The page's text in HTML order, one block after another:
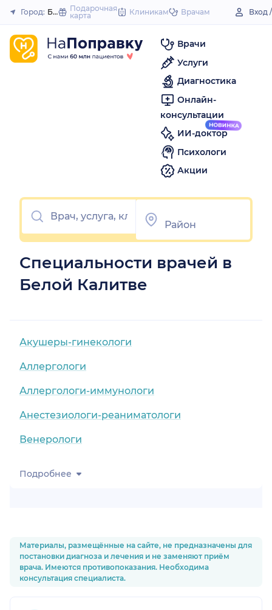
to
Закрыть
Город: Белая Калитва
Подарочная
карта
Клиникам Врачам Вход
Врачи
Услуги
Диагностика
Онлайн-
консультации
ИИ-доктор
Психологи
Акции
Специальности врачей в
Белой Калитве
Акушеры-гинекологи
Аллергологи
Аллергологи-иммунологи
Анестезиологи-реаниматологи
Венерологи
Подробнее
Материалы, размещённые на сайте, не предназначены для
постановки диагноза и лечения и не заменяют приём
врача. Имеются противопоказания. Необходима
консультация специалиста.